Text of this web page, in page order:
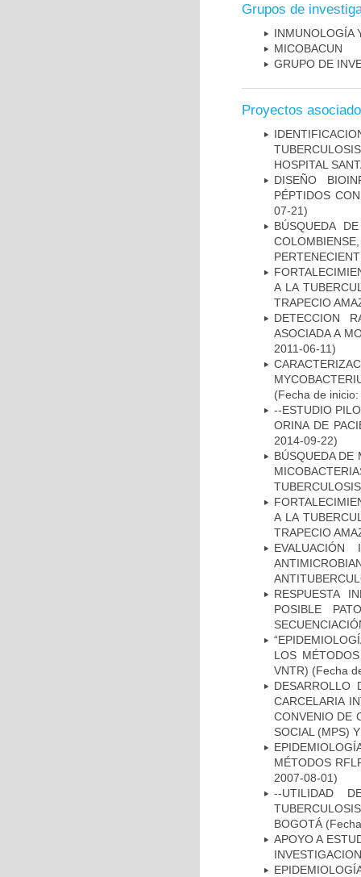
Grupos de
INMUNOLOGÍA
MICOBAC­UN
GRUPO DE
Proyectos
HOSPITAL
DISEÑO
PÉPTIDOS
07-21)
BÚSQUEDA
A LA
TRAPECIO
DETECCION
ASOCIADA A
2011-06-11)
(Fecha de
--ESTUDIO
ORINA DE
2014-09-22)
BÚSQUEDA DE
A LA
TRAPECIO
RESPUESTA
POSIBLE
LOS
VNTR) (Fecha
CARCELARIA
CONVENIO DE
SOCIAL (MPS)
MÉTODOS
2007-08-01)
--UTILIDAD
BOGOTÁ
APOYO A